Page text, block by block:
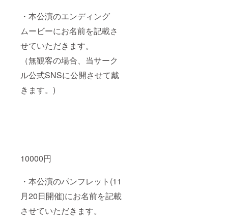
・本公演のエンディング
ムービーにお名前を記載さ
せていただきます。
（無観客の場合、当サーク
ル公式SNSに公開させて戴
きます。)
10000円
・本公演のパンフレット(11
月20日開催)にお名前を記載
させていただきます。